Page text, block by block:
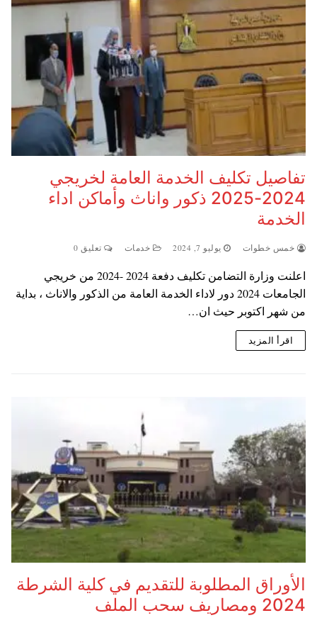
تفاصيل تكليف الخدمة العامة لخريجي
2024-2025 ذكور واناث وأماكن اداء
الخدمة
خمس خطوات يوليو 7, 2024 خدمات تعليق 0
اعلنت وزارة التضامن تكليف دفعة 2024 -2024 من خريجي
الجامعات 2024 دور لاداء الخدمة العامة من الذكور والاناث ، بداية
من شهر اكتوبر حيث ان…
اقرأ المزيد
الأوراق المطلوبة للتقديم في كلية الشرطة
2024 ومصاريف سحب الملف